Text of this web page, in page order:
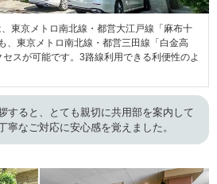
東京メトロ南北線・都営大江戸線「麻布十
、東京メトロ南北線・都営三田線「白金高
スが可能です。3路線利用できる利便性のよ
すると、とても親切に共用部を案内して
寧なご対応に安心感を覚えました。